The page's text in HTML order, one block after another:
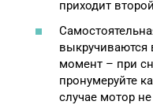
приходит
выкручиваются
момент – при
пронумеруйте
случае мотор не